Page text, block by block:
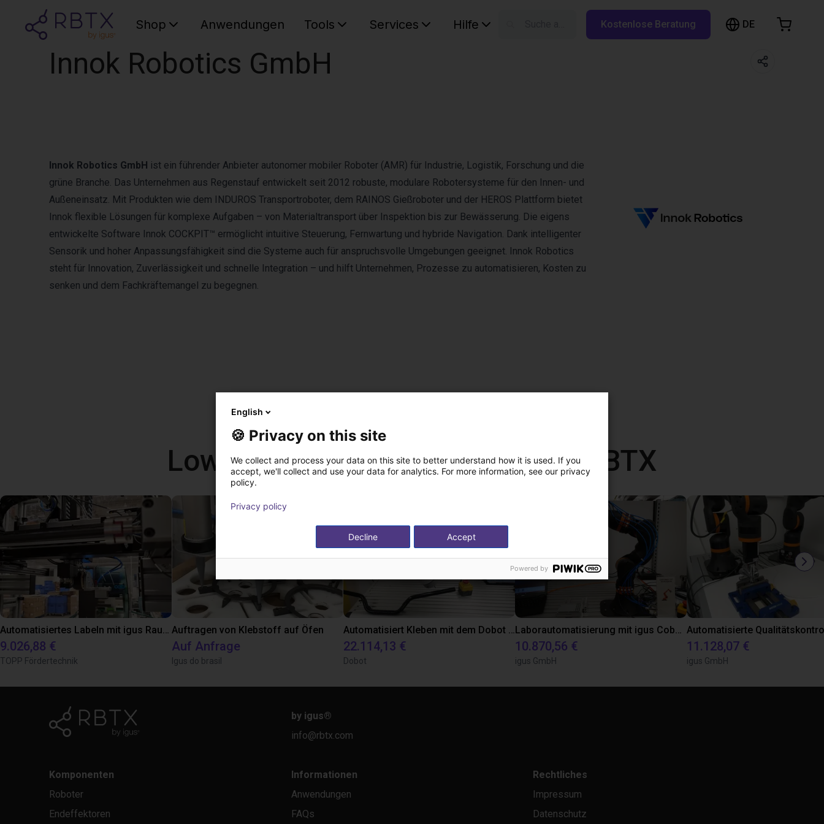
Shop Anwendungen Tools Services Hilfe Kostenlose Beratung DE
Innok Robotics GmbH
Innok Robotics GmbH ist ein führender Anbieter autonomer mobiler Roboter (AMR) für Industrie, Logistik, Forschung und die
grüne Branche. Das Unternehmen aus Regenstauf entwickelt seit 2012 robuste, modulare Robotersysteme für den Innen- und
Außeneinsatz. Mit Produkten wie dem INDUROS Transportroboter, dem RAINOS Gießroboter und der HEROS Plattform bietet
Innok flexible Lösungen für komplexe Aufgaben – von Materialtransport über Inspektion bis zur Bewässerung. Die eigens
entwickelte Software Innok COCKPIT™ ermöglicht intuitive Steuerung, Fernwartung und hybride Navigation. Dank intelligenter
Sensorik und hoher Anpassungsfähigkeit sind die Systeme auch für anspruchsvolle Umgebungen geeignet. Innok Robotics
steht für Innovation, Zuverlässigkeit und schnelle Integration – und hilft Unternehmen, Prozesse zu automatisieren, Kosten zu
senken und dem Fachkräftemangel zu begegnen.
Low Cost Lösungen erstellt mit RBTX
Automatisiertes Labeln mit igus Raumpotal Roboter
9.026,88 €
TOPP Fördertechnik
Auftragen von Klebstoff auf Öfen
Auf Anfrage
Igus do brasil
Automatisiert Kleben mit dem Dobot CR5A
22.114,13 €
Dobot
Laborautomatisierung mit igus Cobot ReBeL 6DOF
10.870,56 €
igus GmbH
11.128,07 €
igus GmbH
by igus®
info@rbtx.com
Komponenten
Roboter
Endeffektoren
Informationen
Anwendungen
FAQs
Rechtliches
Impressum
Datenschutz
English
🍪 Privacy on this site
We collect and process your data on this site to better understand how it is used. If you
accept, we'll collect and use your data for analytics. For more information, see our privacy
policy.
Privacy policy
Accept
Decline
Powered by